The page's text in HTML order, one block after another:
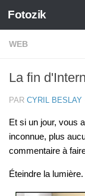
Skip to content
Fotozik
WEB
La fin
PAR CYRIL BESLAY
Et si un jour, vous
inconnue, plus
commentaire à
Éteindre la lumière.